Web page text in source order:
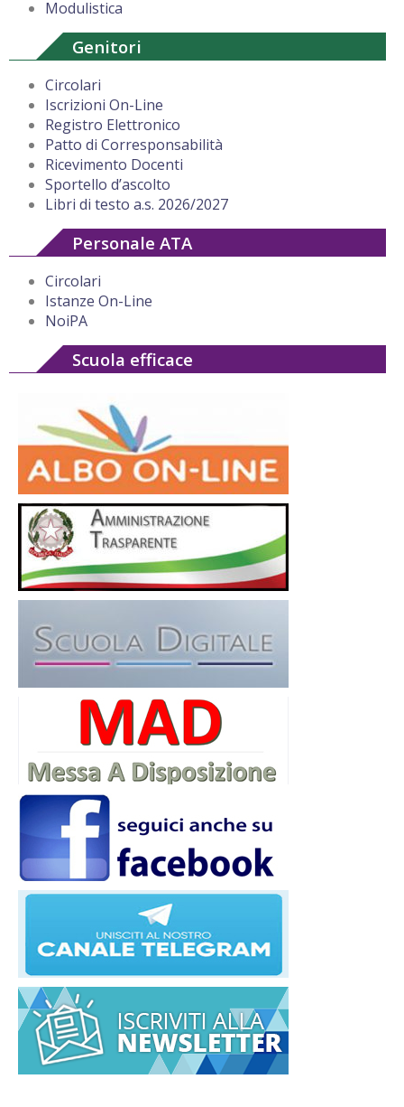
Modulistica
Genitori
Circolari
Iscrizioni On-Line
Registro Elettronico
Patto di Corresponsabilità
Ricevimento Docenti
Sportello d’ascolto
Libri di testo a.s. 2026/2027
Personale ATA
Circolari
Istanze On-Line
NoiPA
Scuola efficace